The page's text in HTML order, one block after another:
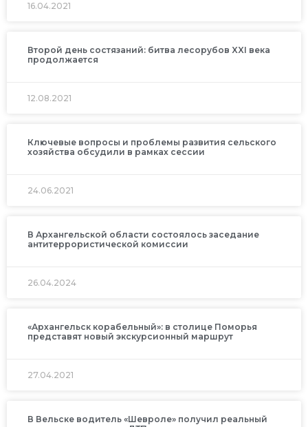
16.04.2021
Второй день состязаний: битва лесорубов XXI века
продолжается
12.08.2021
Ключевые вопросы и проблемы развития сельского
хозяйства обсудили в рамках сессии
24.06.2021
В Архангельской области состоялось заседание
антитеррористической комиссии
26.04.2024
«Архангельск корабельный»: в столице Поморья
представят новый экскурсионный маршрут
27.04.2021
В Вельске водитель «Шевроле» получил реальный